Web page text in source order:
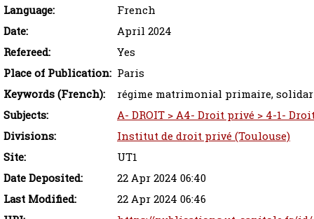
Language:
French
Date:
April 2024
Refereed:
Yes
Place of Publication: Paris
Keywords (French):
régime matrimonial primaire,
Subjects:
A- DROIT > A4- Droit privé > 4-1-
Divisions:
Institut de droit privé (Toulouse)
Site:
UT1
Date Deposited:
22 Apr 2024 06:40
Last Modified:
22 Apr 2024 06:46